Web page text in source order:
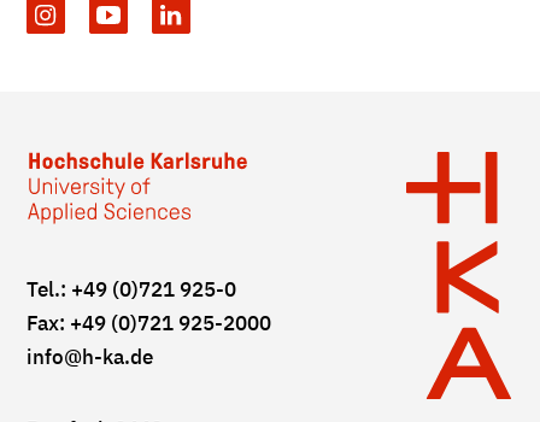
Tel.: +49 (0)721 925-0
Fax: +49 (0)721 925-2000
info@h-ka.de